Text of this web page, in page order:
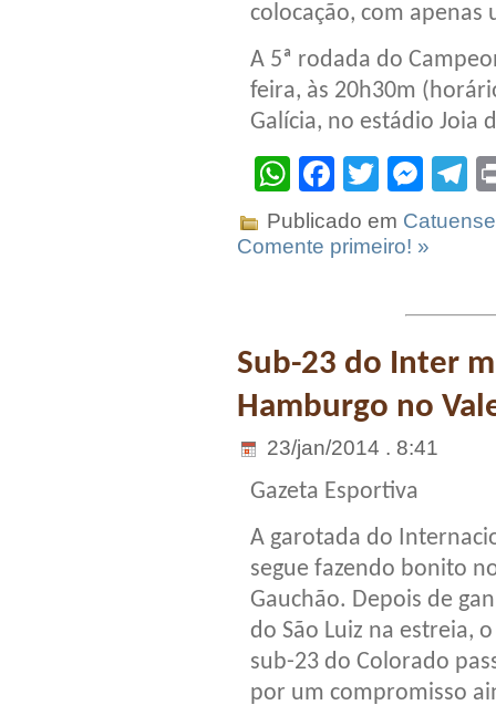
colocação, com apenas
A 5ª rodada do
feira, às 20h30m
Galícia, no estádio Joia
WhatsApp
Facebook
Twitter
Publicado em Catuense
Comente primeiro! »
Sub-23 do Inter
Hamburgo no
23/jan/2014 . 8:41
Gazeta Esportiva
A garotada do
segue fazendo bonito
Gauchão. Depois de
do São Luiz na estreia,
sub-23 do Colorado
por um compromisso